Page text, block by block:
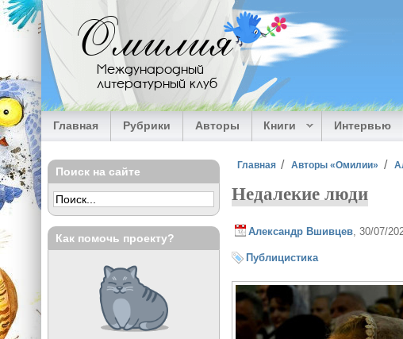
Перейти к основному содержанию
Омилия
Международный
литературный клуб
Главная Рубрики Авторы Книги Интервью
Вы здесь
Главная Авторы «Омилии»
Недалекие люди
Александр Вшивцев , 30/07/
Публицистика
Поиск на сайте
Как помочь проекту?